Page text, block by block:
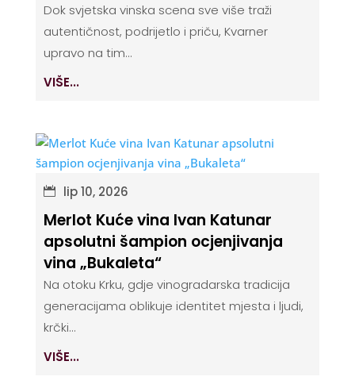
Dok svjetska vinska scena sve više traži
autentičnost, podrijetlo i priču, Kvarner
upravo na tim...
VIŠE...
lip 10, 2026
Merlot Kuće vina Ivan Katunar
apsolutni šampion ocjenjivanja
vina „Bukaleta“
Na otoku Krku, gdje vinogradarska tradicija
generacijama oblikuje identitet mjesta i ljudi,
krčki...
VIŠE...